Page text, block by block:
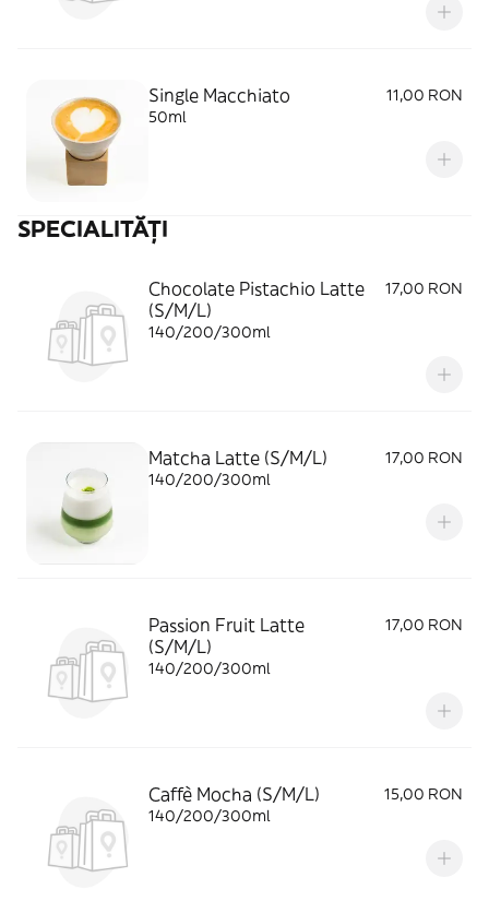
Single Macchiato
11,00 RON
50ml
SPECIALITĂȚI
Chocolate Pistachio Latte
(S/M/L)
17,00 RON
140/200/300ml
Matcha Latte (S/M/L)
17,00 RON
140/200/300ml
Passion Fruit Latte
(S/M/L)
17,00 RON
140/200/300ml
Caffè Mocha (S/M/L)
15,00 RON
140/200/300ml